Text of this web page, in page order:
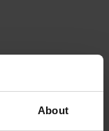
About